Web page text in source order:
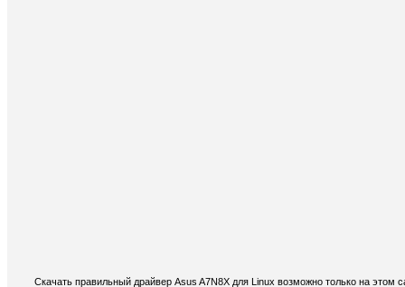
Скачать правильный драйвер Asus A7N8X для Linux возможно только на этом